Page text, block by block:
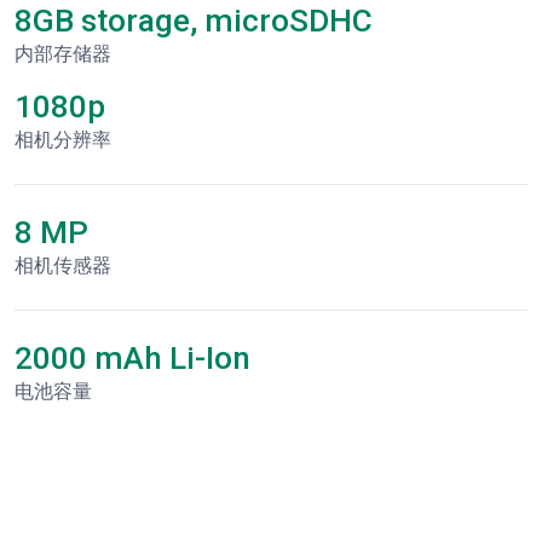
8GB storage, microSDHC
内部存储器
1080p
相机分辨率
8 MP
相机传感器
2000 mAh Li-Ion
电池容量